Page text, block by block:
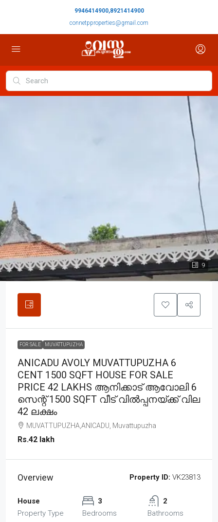
9946414900,8921414900
connetpproperties@gmail.com
9
FOR SALE MUVATTUPUZHA
ANICADU AVOLY MUVATTUPUZHA 6
CENT 1500 SQFT HOUSE FOR SALE
PRICE 42 LAKHS ആനിക്കാട് ആവോലി 6
സെന്റ് 1500 SQFT വീട് വിൽപ്പനയ്ക്ക് വില
42 ലക്ഷം
MUVATTUPUZHA,ANICADU, Muvattupuzha
Rs.42 lakh
Overview Property ID: VK23813
House
Property Type
3
Bedrooms
2
Bathrooms